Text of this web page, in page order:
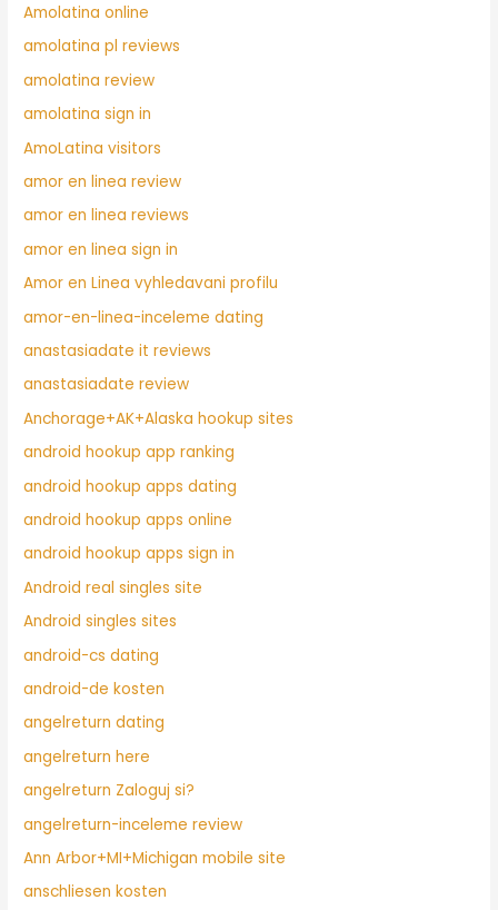
Amolatina online
amolatina pl reviews
amolatina review
amolatina sign in
AmoLatina visitors
amor en linea review
amor en linea reviews
amor en linea sign in
Amor en Linea vyhledavani profilu
amor-en-linea-inceleme dating
anastasiadate it reviews
anastasiadate review
Anchorage+AK+Alaska hookup sites
android hookup app ranking
android hookup apps dating
android hookup apps online
android hookup apps sign in
Android real singles site
Android singles sites
android-cs dating
android-de kosten
angelreturn dating
angelreturn here
angelreturn Zaloguj si?
angelreturn-inceleme review
Ann Arbor+MI+Michigan mobile site
anschliesen kosten